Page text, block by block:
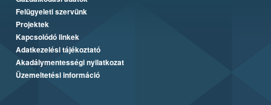
Felügyeleti szervünk
Projektek
Kapcsolódó linkek
Adatkezelési tájékoztató
Akadálymentességi nyilatkozat
Üzemeltetési információ